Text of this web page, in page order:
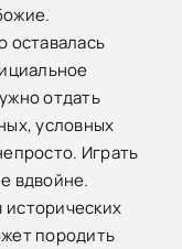
оставалась
отдать
условных
Играть
вдвойне.
породить